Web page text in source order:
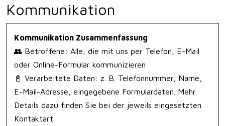
Kommunikation
Kommunikation Zusammenfassung
👥 Betroffene: Alle, die mit uns per Telefon, E-Mail
oder Online-Formular kommunizieren
📓 Verarbeitete Daten: z. B. Telefonnummer, Name,
E-Mail-Adresse, eingegebene Formulardaten. Mehr
Details dazu finden Sie bei der jeweils eingesetzten
Kontaktart